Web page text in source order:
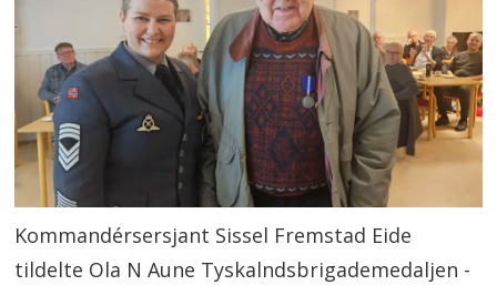
Kommandérsersjant Sissel Fremstad Eide
tildelte Ola N Aune Tyskalndsbrigademedaljen -